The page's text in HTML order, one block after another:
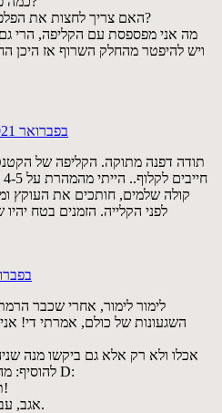
האם צריך לחצות את הפלפלונים או לקלות בשלמותם?
מה אני מפספסת עם הקליפה, הרי
ויש להיפטר מהחלק השרוף אז היכן
28 בפברואר 2021 בשעה 20:05
תודה דפנה מתוקה. הקליפה של
קולה שלמים, חותכים את העוקץ
לפני הקלייה. הזמנים בטח
28 בפברואר
לימור לימור, אחרי שכבר
השגעונות של כולם, אמרתי די!
אכלו ולא רק אלא גם ביקשו מנה
להוסיף: מה יש לומר כשאין מה להגיד D:
תודה תודה תודה. אין כמוך!
אגב, עבד נהדר עם אורז לבן בלבד.